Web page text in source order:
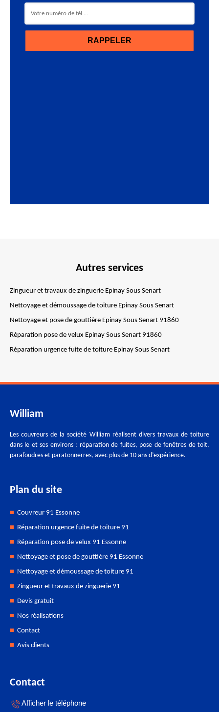
Autres services
Zingueur et travaux de zinguerie Epinay Sous Senart
Nettoyage et démoussage de toiture Epinay Sous Senart
Nettoyage et pose de gouttière Epinay Sous Senart 91860
Réparation pose de velux Epinay Sous Senart 91860
Réparation urgence fuite de toiture Epinay Sous Senart
William
Les couvreurs de la société William réalisent divers travaux de toiture
dans le et ses environs : réparation de fuites, pose de fenêtres de toit,
parafoudres et paratonnerres, avec plus de 10 ans d’expérience.
Plan du site
Couvreur 91 Essonne
Réparation urgence fuite de toiture 91
Réparation pose de velux 91 Essonne
Nettoyage et pose de gouttière 91 Essonne
Nettoyage et démoussage de toiture 91
Zingueur et travaux de zinguerie 91
Devis gratuit
Nos réalisations
Contact
Avis clients
Contact
Afficher le téléphone